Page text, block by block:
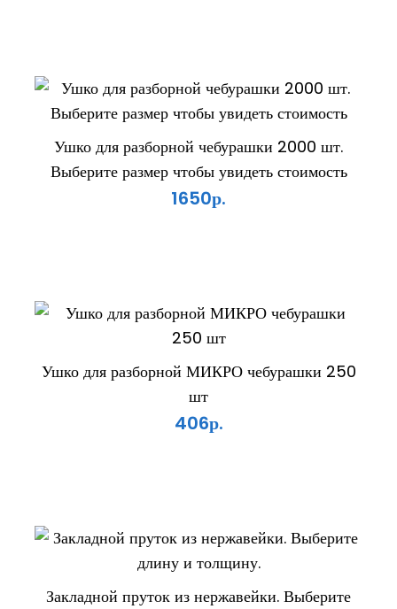
Ушко для разборной чебурашки 2000 шт.
Выберите размер чтобы увидеть стоимость
1650р.
Ушко для разборной МИКРО чебурашки 250
шт
406р.
Закладной пруток из нержавейки. Выберите